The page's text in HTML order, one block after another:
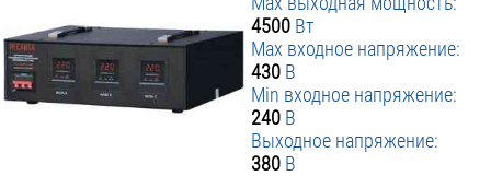
4500 Вт
Max входное напряжение:
430 В
Min входное напряжение:
240 В
Выходное напряжение:
380 В